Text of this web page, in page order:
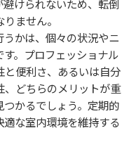
けられないため、転倒
ません。
かは、個々の状況やニ
。プロフェッショナル
便利さ、あるいは自分
どちらのメリットが重
かるでしょう。定期的
な室内環境を維持する